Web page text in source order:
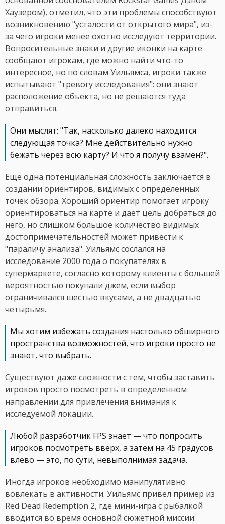
Хаузером), отметил, что эти проблемы способствуют
возникновению "усталости от открытого мира", из-
за чего игроки менее охотно исследуют территории.
Вопросительные знаки и другие иконки на карте
сообщают игрокам, где можно найти что-то
интересное, но по словам Уильямса, игроки также
испытывают "тревогу исследования": они знают
расположение объекта, но не решаются туда
отправиться.
Они мыслят: "Так, насколько далеко находится
следующая точка? Мне действительно нужно
бежать через всю карту? И что я получу взамен?".
Еще одна потенциальная сложность заключается в
создании ориентиров, видимых с определенных
точек обзора. Хороший ориентир помогает игроку
ориентироваться на карте и дает цель добраться до
него, но слишком большое количество видимых
достопримечательностей может привести к
"параличу анализа". Уильямс сослался на
исследование 2000 года о покупателях в
супермаркете, согласно которому клиенты с большей
вероятностью покупали джем, если выбор
ограничивался шестью вкусами, а не двадцатью
четырьмя.
Мы хотим избежать создания настолько обширного
пространства возможностей, что игроки просто не
знают, что выбрать.
Существуют даже сложности с тем, чтобы заставить
игроков просто посмотреть в определенном
направлении для привлечения внимания к
исследуемой локации.
Любой разработчик FPS знает — что попросить
игроков посмотреть вверх, а затем на 45 градусов
влево — это, по сути, невыполнимая задача.
Иногда игроков необходимо манипулятивно
вовлекать в активности. Уильямс привел пример из
Red Dead Redemption 2, где мини-игра с рыбалкой
вводится во время основной сюжетной миссии: